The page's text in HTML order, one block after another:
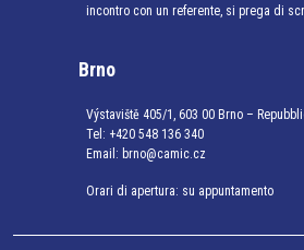
incontro con un referente, si prega di
Brno
Výstaviště 405/1, 603 00 Brno –
Tel: +420 548 136 340
Email: brno@camic.cz
Orari di apertura: su appuntamento